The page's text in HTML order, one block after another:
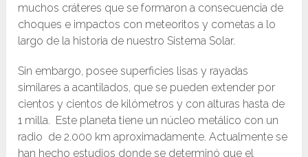
muchos cráteres que se formaron a consecuencia de
choques e impactos con meteoritos y cometas a lo
largo de la historia de nuestro Sistema Solar.
Sin embargo, posee superficies lisas y rayadas
similares a acantilados, que se pueden extender por
cientos y cientos de kilómetros y con alturas hasta de
1 milla. Este planeta tiene un núcleo metálico con un
radio de 2.000 km aproximadamente. Actualmente se
han hecho estudios donde se determinó que el